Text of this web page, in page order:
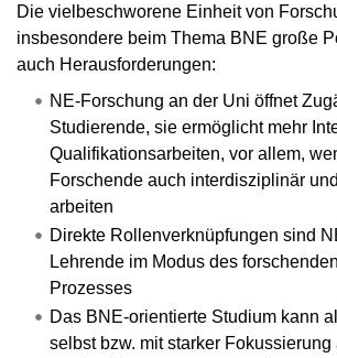
Die vielbeschworene Einheit von
insbesondere beim Thema BNE große
auch Herausforderungen:
NE-Forschung an der Uni öffnet
Studierende, sie ermöglicht mehr
Qualifikationsarbeiten, vor allem,
Forschende auch interdisziplinär
arbeiten
Direkte Rollenverknüpfungen sind
Lehrende im Modus des
Prozesses
Das BNE-orientierte Studium kann
selbst bzw. mit starker Fokussierung